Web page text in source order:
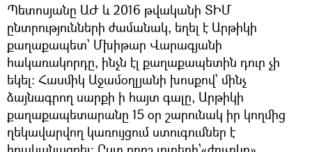
Պետոսյանը ԱԺ և 2016 թվականի ՏԻՄ
ընտրությունների ժամանակ, եղել է Արթիկի
քաղաքապետ՝ Մխիթար Վարագյանի
հակառակորդը, ինչն էլ քաղաքապետին դուր չի
եկել: Հասմիկ Աջամօղլյանի խոսքով՝ մինչ
ձայնագրող սարքի ի հայտ գալը, Արթիկի
քաղաքապետարանը 15 օր շարունակ իր կողմից
ղեկավարվող կառույցում ստուգումներ է